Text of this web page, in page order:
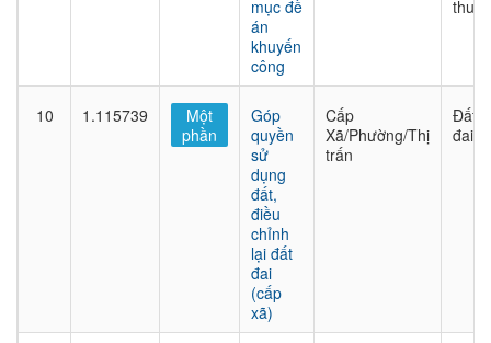
mục đề
án
khuyến
công
thuật
10 1.115739
Một
phần
Góp
quyền
sử
dụng
đất,
điều
chỉnh
lại đất
đai
(cấp
xã)
Cấp
Xã/Phường/Thị
trấn
Đất
đai